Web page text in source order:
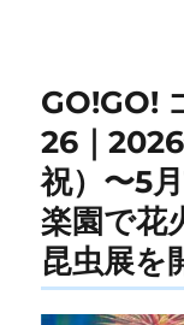
GO!GO!
26｜
祝）〜5
楽園で花
昆虫展を